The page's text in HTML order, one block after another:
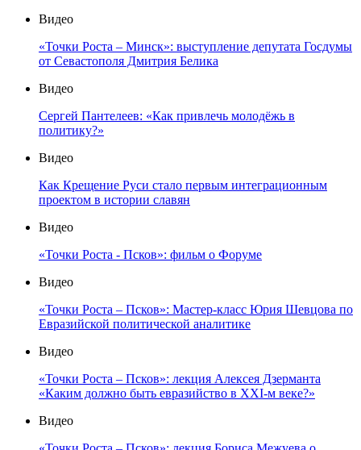
Видео
«Точки Роста – Минск»: выступление депутата Госдумы
от Севастополя Дмитрия Белика
Видео
Сергей Пантелеев: «Как привлечь молодёжь в
политику?»
Видео
Как Крещение Руси стало первым интеграционным
проектом в истории славян
Видео
«Точки Роста - Псков»: фильм о Форуме
Видео
«Точки Роста – Псков»: Мастер-класс Юрия Шевцова по
Евразийской политической аналитике
Видео
«Точки Роста – Псков»: лекция Алексея Дзерманта
«Каким должно быть евразийство в XXI-м веке?»
Видео